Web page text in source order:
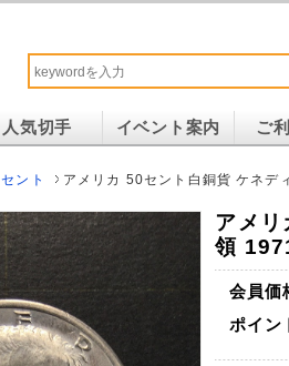
人気切手 イベント案内 ご
セント アメリカ 50セント白銅貨 ケネデ
アメリ
領
会員価
ポイン